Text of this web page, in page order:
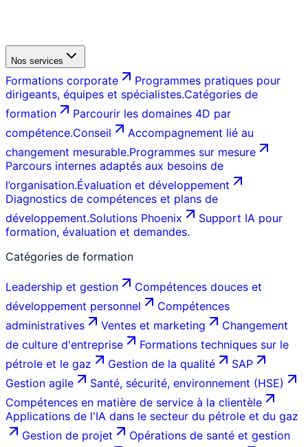
Nos services
Formations corporate
Programmes pratiques pour
dirigeants, équipes et spécialistes.Catégories de
formation
Parcourir les domaines 4D par
compétence.Conseil
Accompagnement lié au
changement mesurable.Programmes sur mesure
Parcours internes adaptés aux besoins de
l’organisation.Évaluation et développement
Diagnostics de compétences et plans de
développement.Solutions Phoenix
Support IA pour
formation, évaluation et demandes.
Catégories de formation
Leadership et gestion
Compétences douces et
développement personnel
Compétences
administratives
Ventes et marketing
Changement
de culture d'entreprise
Formations techniques sur le
pétrole et le gaz
Gestion de la qualité
SAP
Gestion agile
Santé, sécurité, environnement (HSE)
Compétences en matière de service à la clientèle
Applications de l'IA dans le secteur du pétrole et du gaz
Gestion de projet
Opérations de santé et gestion